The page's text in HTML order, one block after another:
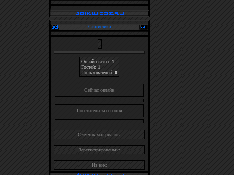
Статистика
Онлайн всего: 1
Гостей: 1
Пользователей: 0
Cейчас онлайн
Посетители за сегодня
Счетчик материалов:
Зарегистрированых:
Из них: